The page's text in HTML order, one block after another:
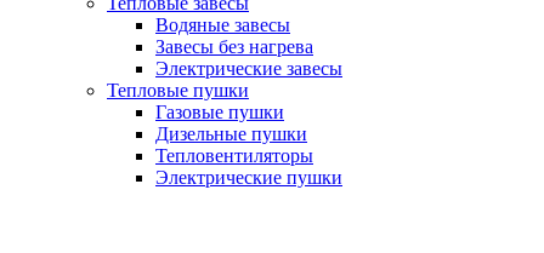
Водяные завесы
Завесы без нагрева
Электрические завесы
Тепловые пушки
Газовые пушки
Дизельные пушки
Тепловентиляторы
Электрические пушки